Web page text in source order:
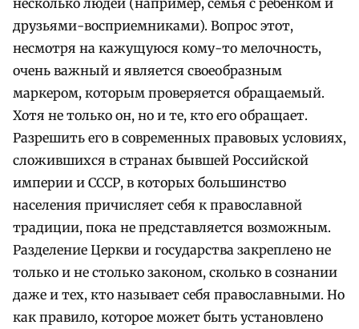
несколько людей (например, семья с ребенком и
друзьями-восприемниками). Вопрос этот,
несмотря на кажущуюся кому-то мелочность,
очень важный и является своеобразным
маркером, которым проверяется обращаемый.
Хотя не только он, но и те, кто его обращает.
Разрешить его в современных правовых условиях,
сложившихся в странах бывшей Российской
империи и СССР, в которых большинство
населения причисляет себя к православной
традиции, пока не представляется возможным.
Разделение Церкви и государства закреплено не
только и не столько законом, сколько в сознании
даже и тех, кто называет себя православными. Но
как правило, которое может быть установлено